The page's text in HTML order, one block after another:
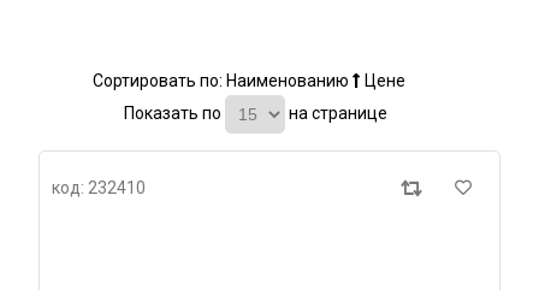
Сортировать по: Наименованию
Цене
Показать по
на странице
код: 232410